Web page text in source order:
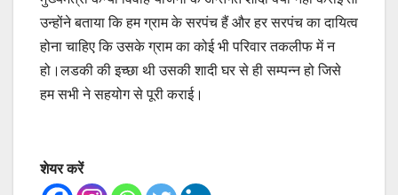
उन्होंने बताया कि हम ग्राम के सरपंच हैं और हर सरपंच का दायित्व
होना चाहिए कि उसके ग्राम का कोई भी परिवार तकलीफ में न
हो।लडकी की इच्छा थी उसकी शादी घर से ही सम्पन्न हो जिसे
हम सभी ने सहयोग से पूरी कराई।
शेयर करें